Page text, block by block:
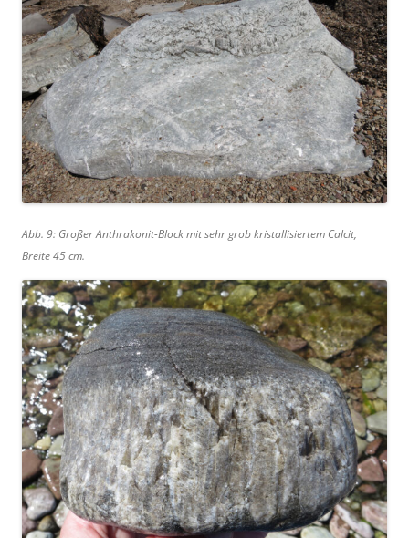
Abb. 9: Großer Anthrakonit-Block mit sehr grob kristallisiertem Calcit,
Breite 45 cm.